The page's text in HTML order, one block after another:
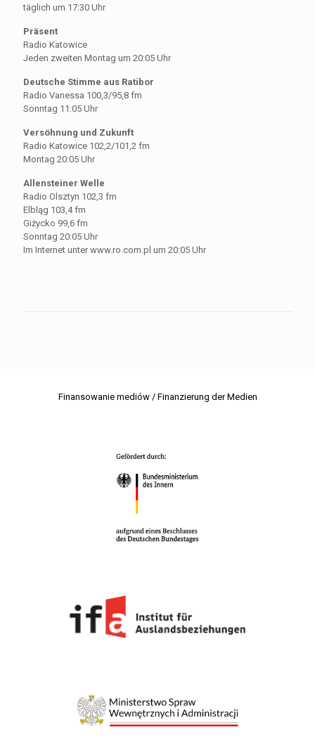
täglich um 17:30 Uhr
Präsent
Radio Katowice
Jeden zweiten Montag um 20:05 Uhr
Deutsche Stimme aus Ratibor
Radio Vanessa 100,3/95,8 fm
Sonntag 11:05 Uhr
Versöhnung und Zukunft
Radio Katowice 102,2/101,2 fm
Montag 20:05 Uhr
Allensteiner Welle
Radio Olsztyn 102,3 fm
Elbląg 103,4 fm
Giżycko 99,6 fm
Sonntag 20:05 Uhr
Im Internet unter www.ro.com.pl um 20:05 Uhr
Finansowanie mediów / Finanzierung der Medien